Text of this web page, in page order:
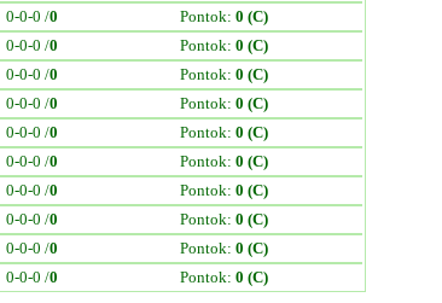
0-0-0 /0 Pontok: 0 (C)
0-0-0 /0 Pontok: 0 (C)
0-0-0 /0 Pontok: 0 (C)
0-0-0 /0 Pontok: 0 (C)
0-0-0 /0 Pontok: 0 (C)
0-0-0 /0 Pontok: 0 (C)
0-0-0 /0 Pontok: 0 (C)
0-0-0 /0 Pontok: 0 (C)
0-0-0 /0 Pontok: 0 (C)
0-0-0 /0 Pontok: 0 (C)